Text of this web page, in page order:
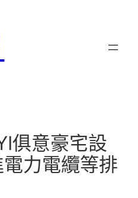
俱意豪宅設
力電纜等排